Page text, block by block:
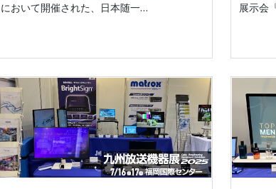
において開催された、日本随一…
展示会